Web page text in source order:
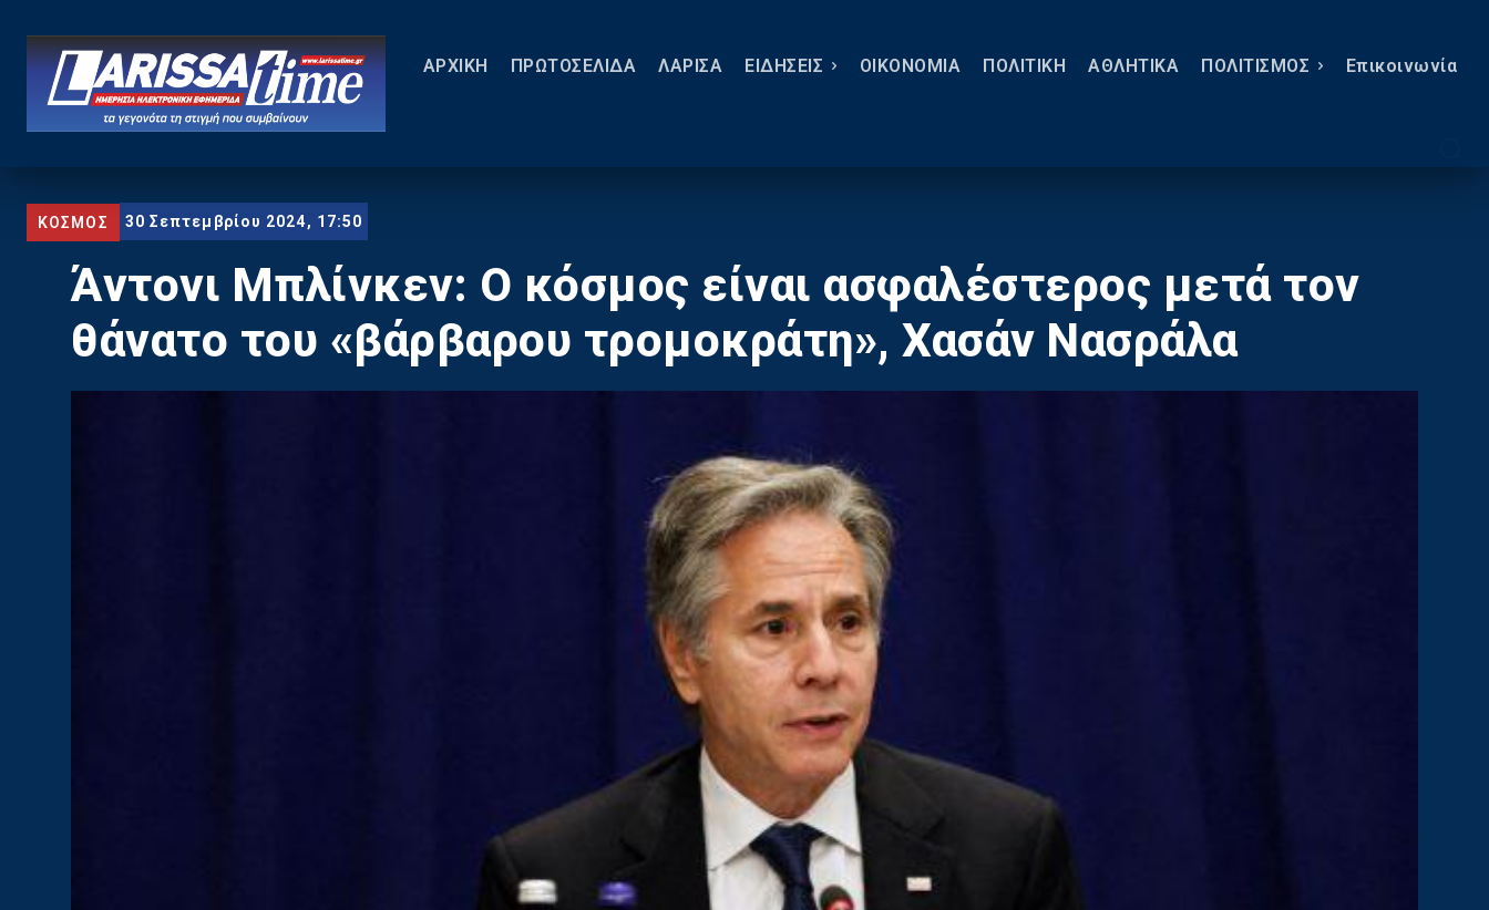
ΑΡΧΙΚΗ ΠΡΩΤΟΣΕΛΙΔΑ ΛΑΡΙΣΑ ΕΙΔΗΣΕΙΣ ΟΙΚΟΝΟΜΙΑ ΠΟΛΙΤΙΚΗ ΑΘΛΗΤΙΚΑ ΠΟΛΙΤΙΣΜΟΣ Eπικοινωνία
ΚΟΣΜΟΣ 30 Σεπτεμβρίου 2024, 17:50
Άντονι Μπλίνκεν: Ο κόσμος είναι ασφαλέστερος μετά τον
θάνατο του «βάρβαρου τρομοκράτη», Χασάν Νασράλα